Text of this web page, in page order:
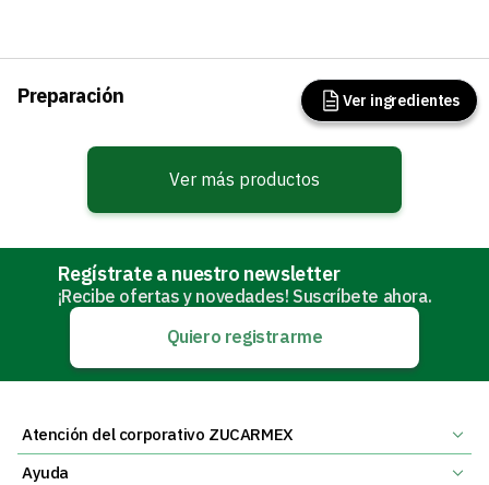
Preparación Ver ingredientes
Ver más productos
Regístrate a nuestro newsletter
¡Recibe ofertas y novedades! Suscríbete ahora.
Quiero registrarme
Atención del corporativo ZUCARMEX
Ayuda